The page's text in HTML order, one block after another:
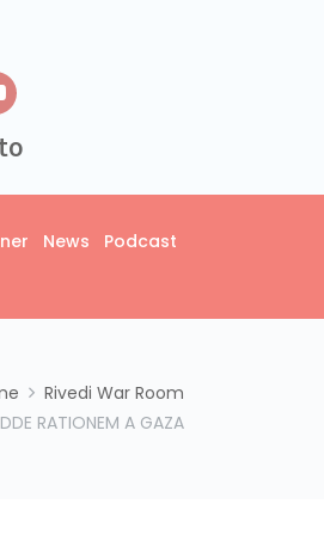
News Podcast
Rivedi War Room
RATIONEM A GAZA